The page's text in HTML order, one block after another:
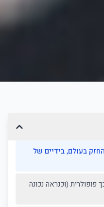
בעולם, בידיים של
פופולרית (וכנראה נכונה